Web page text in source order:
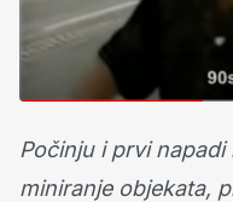
Počinju i prvi
miniranje objekata,